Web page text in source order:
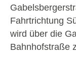
Fahrtrichtung
wird über die
Bahnhofstraße